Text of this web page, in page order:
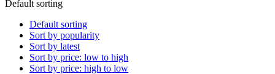
Default sorting
Default sorting
Sort by popularity
Sort by latest
Sort by price: low to high
Sort by price: high to low